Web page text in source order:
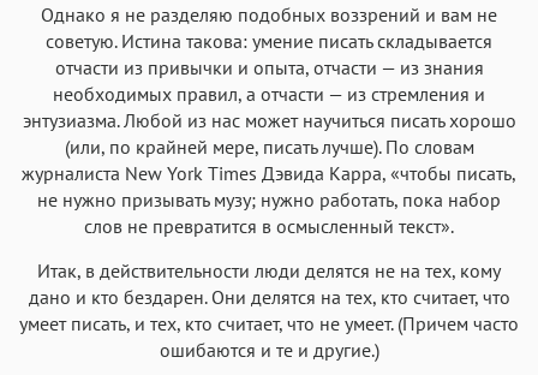
Однако я не разделяю подобных воззрений и вам не
советую. Истина такова: умение писать складывается
отчасти из привычки и опыта, отчасти — из знания
необходимых правил, а отчасти — из стремления и
энтузиазма. Любой из нас может научиться писать хорошо
(или, по крайней мере, писать лучше). По словам
журналиста New York Times Дэвида Карра, «чтобы писать,
не нужно призывать музу; нужно работать, пока набор
слов не превратится в осмысленный текст».
Итак, в действительности люди делятся не на тех, кому
дано и кто бездарен. Они делятся на тех, кто считает, что
умеет писать, и тех, кто считает, что не умеет. (Причем часто
ошибаются и те и другие.)